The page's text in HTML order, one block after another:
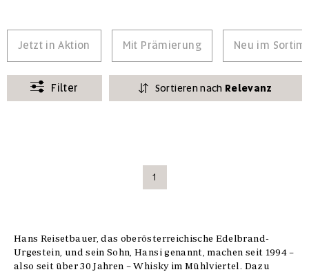
Jetzt in Aktion Mit Prämierung Neu im
Filter Sortieren nach Relevanz
1
Hans Reisetbauer, das oberösterreichische Edelbrand-
Urgestein, und sein Sohn, Hansi genannt, machen seit 1994 –
also seit über 30 Jahren – Whisky im Mühlviertel. Dazu